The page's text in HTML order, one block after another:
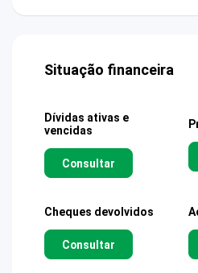
Situação financeira
Dívidas ativas e
vencidas
Consultar
Cheques devolvidos
Consultar